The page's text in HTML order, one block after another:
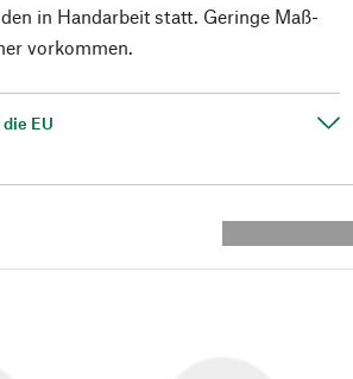
in Handarbeit statt. Geringe Maß-
vorkommen.
EU